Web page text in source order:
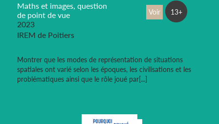
Maths et images, question
de point de vue
2023
IREM de Poitiers
Montrer que les modes de représentation de situations
spatiales ont varié selon les époques, les civilisations et les
problématiques ainsi que le rôle joué par[...]
Voir 13+